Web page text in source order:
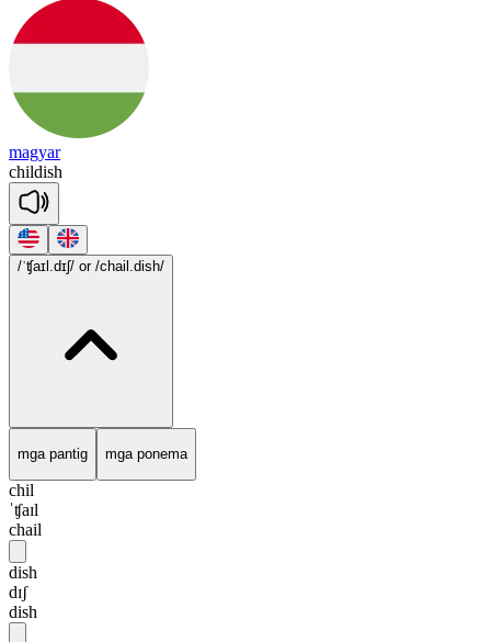
magyar
childish
/ˈʧaɪl.dɪʃ/ or /chail.dish/
mga pantig mga ponema
chil
ˈʧaɪl
chail
dish
dɪʃ
dish